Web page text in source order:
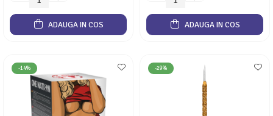
ADAUGA IN COS ADAUGA IN COS
-14% -29%